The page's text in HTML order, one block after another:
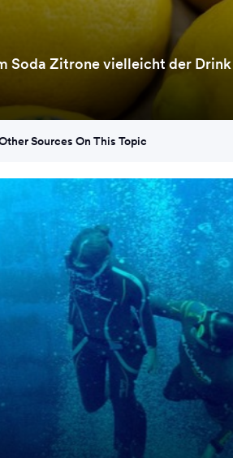
Soda Zitrone vielleicht der
Sources On This Topic